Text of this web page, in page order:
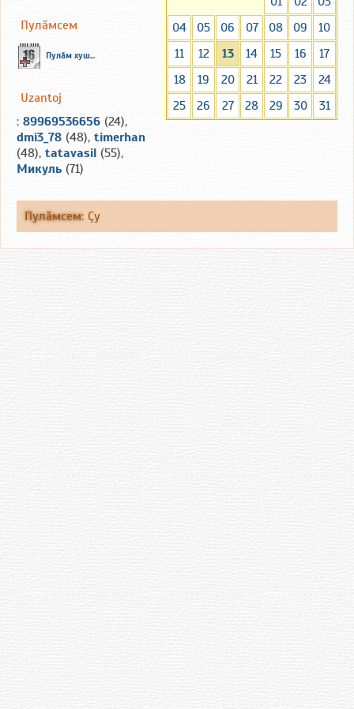
04
05 06 07 08 09
10
11
12 13 14 15 16
17
18
19 20 21 22 23
24
25
26 27 28 29 30 31
Пулăмсем
Пулăм хуш...
Uzantoj
: 89969536656 (24),
dmi3_78 (48), timerhan
(48), tatavasil (55),
Микуль (71)
Пулăмсем: Çу